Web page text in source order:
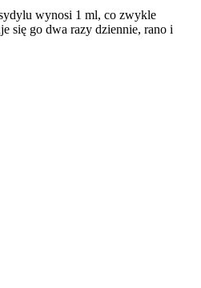
wynosi 1 ml, co zwykle
się go dwa razy dziennie, rano i